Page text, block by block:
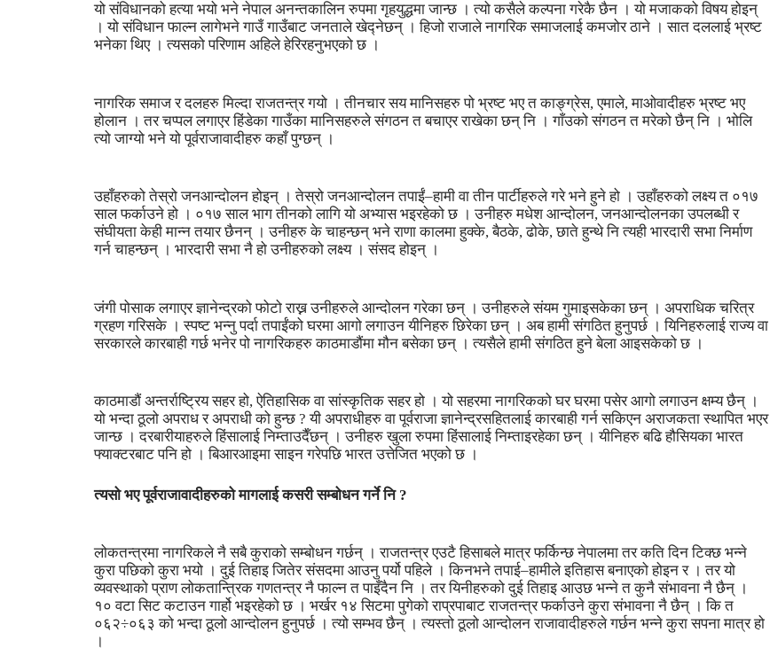
यो संविधानको हत्या भयो भने नेपाल अनन्तकालिन रुपमा गृहयुद्धमा जान्छ । त्यो कसैले कल्पना गरेकै छैन । यो मजाकको विषय होइन्
। यो संविधान फाल्न लागेभने गाउँ गाउँबाट जनताले खेद्नेछन् । हिजो राजाले नागरिक समाजलाई कमजोर ठाने । सात दललाई भ्रष्ट
भनेका थिए । त्यसको परिणाम अहिले हेरिरहनुभएको छ ।
नागरिक समाज र दलहरु मिल्दा राजतन्त्र गयो । तीनचार सय मानिसहरु पो भ्रष्ट भए त काङ्ग्रेस, एमाले, माओवादीहरु भ्रष्ट भए
होलान । तर चप्पल लगाएर हिंडेका गाउँका मानिसहरुले संगठन त बचाएर राखेका छन् नि । गाँउको संगठन त मरेको छैन् नि । भोलि
त्यो जाग्यो भने यो पूर्वराजावादीहरु कहाँ पुग्छन् ।
उहाँहरुको तेस्रो जनआन्दोलन होइन् । तेस्रो जनआन्दोलन तपाईं–हामी वा तीन पार्टीहरुले गरे भने हुने हो । उहाँहरुको लक्ष्य त ०१७
साल फर्काउने हो । ०१७ साल भाग तीनको लागि यो अभ्यास भइरहेको छ । उनीहरु मधेश आन्दोलन, जनआन्दोलनका उपलब्धी र
संघीयता केही मान्न तयार छैनन् । उनीहरु के चाहन्छन् भने राणा कालमा हुक्के, बैठके, ढोके, छाते हुन्थे नि त्यही भारदारी सभा निर्माण
गर्न चाहन्छन् । भारदारी सभा नै हो उनीहरुको लक्ष्य । संसद होइन् ।
जंगी पोसाक लगाएर ज्ञानेन्द्रको फोटो राख्न उनीहरुले आन्दोलन गरेका छन् । उनीहरुले संयम गुमाइसकेका छन् । अपराधिक चरित्र
ग्रहण गरिसके । स्पष्ट भन्नु पर्दा तपाईंको घरमा आगो लगाउन यीनिहरु छिरेका छन् । अब हामी संगठित हुनुपर्छ । यिनिहरुलाई राज्य वा
सरकारले कारबाही गर्छ भनेर पो नागरिकहरु काठमाडौंमा मौन बसेका छन् । त्यसैले हामी संगठित हुने बेला आइसकेको छ ।
काठमाडौं अन्तर्राष्ट्रिय सहर हो, ऐतिहासिक वा सांस्कृतिक सहर हो । यो सहरमा नागरिकको घर घरमा पसेर आगो लगाउन क्षम्य छैन् ।
यो भन्दा ठूलो अपराध र अपराधी को हुन्छ ? यी अपराधीहरु वा पूर्वराजा ज्ञानेन्द्रसहितलाई कारबाही गर्न सकिएन अराजकता स्थापित भएर
जान्छ । दरबारीयाहरुले हिंसालाई निम्ताउदैँछन् । उनीहरु खुला रुपमा हिंसालाई निम्ताइरहेका छन् । यीनिहरु बढि हौसियका भारत
फ्याक्टरबाट पनि हो । बिआरआइमा साइन गरेपछि भारत उत्तेजित भएको छ ।
त्यसो भए पूर्वराजावादीहरुको मागलाई कसरी सम्बोधन गर्ने नि ?
लोकतन्त्रमा नागरिकले नै सबै कुराको सम्बोधन गर्छन् । राजतन्त्र एउटै हिसाबले मात्र फर्किन्छ नेपालमा तर कति दिन टिक्छ भन्ने
कुरा पछिको कुरा भयो । दुई तिहाइ जितेर संसदमा आउनु पर्यो पहिले । किनभने तपाई–हामीले इतिहास बनाएको होइन र । तर यो
व्यवस्थाको प्राण लोकतान्त्रिक गणतन्त्र नै फाल्न त पाइँदैन नि । तर यिनीहरुको दुई तिहाइ आउछ भन्ने त कुनै संभावना नै छैन् ।
१० वटा सिट कटाउन गार्हो भइरहेको छ । भर्खर १४ सिटमा पुगेको राप्रपाबाट राजतन्त्र फर्काउने कुरा संभावना नै छैन् । कि त
०६२÷०६३ को भन्दा ठूलो आन्दोलन हुनुपर्छ । त्यो सम्भव छैन् । त्यस्तो ठूलो आन्दोलन राजावादीहरुले गर्छन भन्ने कुरा सपना मात्र हो
।